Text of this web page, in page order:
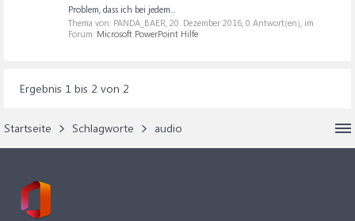
Problem, dass ich bei jedem...
Thema von: PANDA_BAER, 20. Dezember 2016, 0 Antwort(en), im
Forum: Microsoft PowerPoint Hilfe
Ergebnis 1 bis 2 von 2
Startseite Schlagworte audio